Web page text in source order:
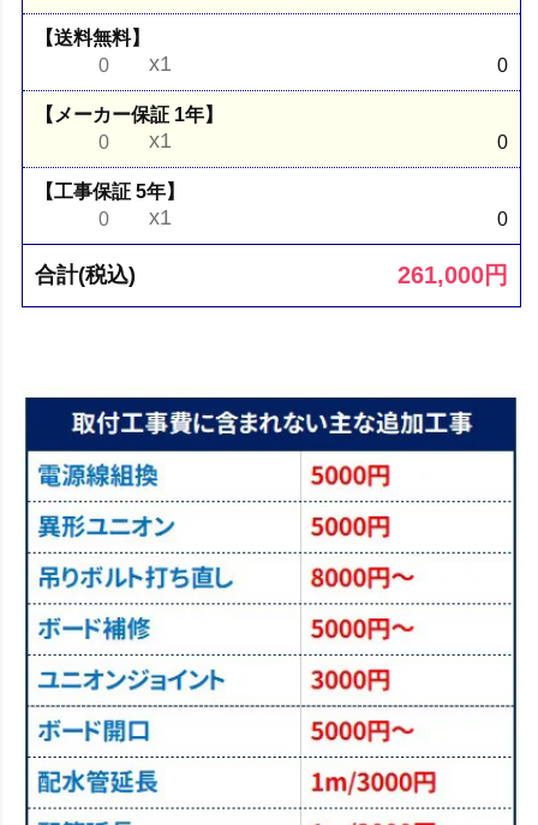
【送料無料】
0
x1 0
【メーカー保証 1年】
0
x1 0
【工事保証 5年】
0
x1 0
合計(税込) 261,000円